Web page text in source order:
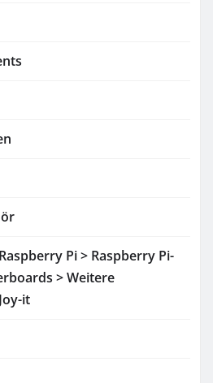
Pi > Raspberry Pi-
> Weitere
it